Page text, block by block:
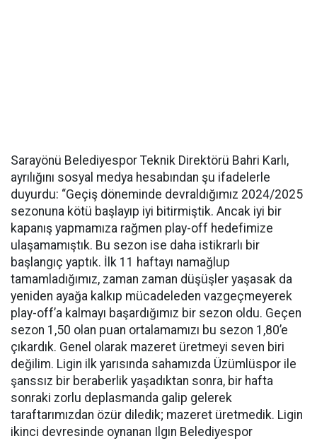
Sarayönü Belediyespor Teknik Direktörü Bahri Karlı,
ayrılığını sosyal medya hesabından şu ifadelerle
duyurdu: “Geçiş döneminde devraldığımız 2024/2025
sezonuna kötü başlayıp iyi bitirmiştik. Ancak iyi bir
kapanış yapmamıza rağmen play-off hedefimize
ulaşamamıştık. Bu sezon ise daha istikrarlı bir
başlangıç yaptık. İlk 11 haftayı namağlup
tamamladığımız, zaman zaman düşüşler yaşasak da
yeniden ayağa kalkıp mücadeleden vazgeçmeyerek
play-off’a kalmayı başardığımız bir sezon oldu. Geçen
sezon 1,50 olan puan ortalamamızı bu sezon 1,80’e
çıkardık. Genel olarak mazeret üretmeyi seven biri
değilim. Ligin ilk yarısında sahamızda Üzümlüspor ile
şanssız bir beraberlik yaşadıktan sonra, bir hafta
sonraki zorlu deplasmanda galip gelerek
taraftarımızdan özür diledik; mazeret üretmedik. Ligin
ikinci devresinde oynanan Ilgın Belediyespor